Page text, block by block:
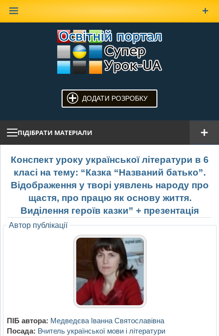
ДОДАТИ РОЗРОБКУ
ПІДІБРАТИ МАТЕРІАЛИ
Конспект уроку української літератури в 6
класі на тему: “Казка “Названий батько”.
Відображення у творі уявлень народу про
щастя, про працю як основу життя.
Виділення героїв казки” + презентація
Автор публікації
ПІБ автора: Медведєва Іванна Святославівна
Посада: Вчитель української мови і літератури